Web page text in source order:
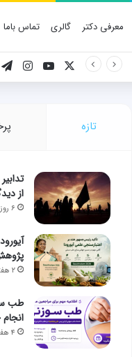
معرفی دکتر گالری تماس باما
یوتیوب
تازه
از
۶ روز پیش
۲ هفته پیش
طب
۴ هفته پیش